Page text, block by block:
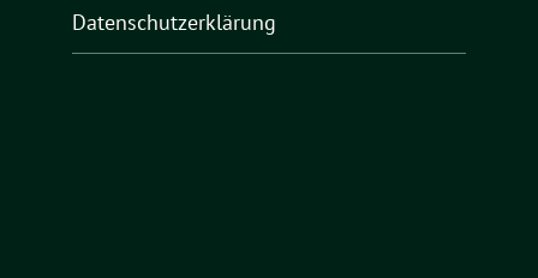
Datenschutzerklärung